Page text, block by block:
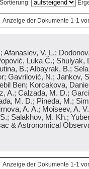
Sortierung:
Anzeige der Dokumente 1-1
Afanasiev, V. L.;
Luka Č.; Shulyak,
B.; Albayrak, B.;
Gavrilović, N.; Jankov,
Ben; Korcakova,
A.; Calzada, M. D.;
M. D.; Pineda, M.;
A. A.; Moiseev, A.
Salakhov, M. Kh.;
& Astronomical
Anzeige der Dokumente 1-1